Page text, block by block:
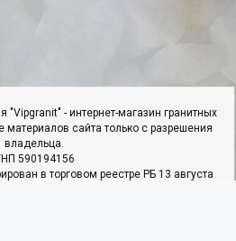
"Vipgranit" - интернет-магазин гранитных
сайта только с разрешения
владельца.
590194156
в торговом реестре РБ 13 августа